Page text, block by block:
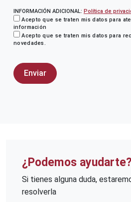
INFORMACIÓN ADICIONAL: Política de
Acepto que se traten mis datos para
información
Acepto que se traten mis datos para
novedades.
¿Podemos ayudarte?
Si tienes alguna duda,
resolverla